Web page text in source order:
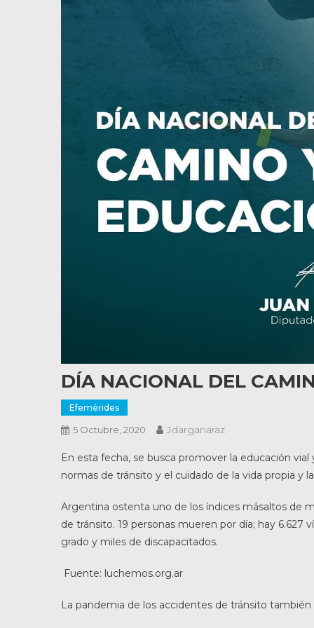
DÍA NACIONAL DEL
Efemérides
5 Octubre, 2020 Jdarganaraz
En esta fecha, se busca promover la educación
normas de tránsito y el cuidado de la vida propia y
Argentina ostenta uno de los índices másaltos de
de tránsito. 19 personas mueren por día; hay 6.627
grado y miles de discapacitados.
Fuente: luchemos.org.ar
La pandemia de los accidentes de tránsito